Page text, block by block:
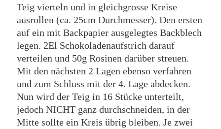
Teig vierteln und in gleichgrosse Kreise
ausrollen (ca. 25cm Durchmesser). Den ersten
auf ein mit Backpapier ausgelegtes Backblech
legen. 2El Schokoladenaufstrich darauf
verteilen und 50g Rosinen darüber streuen.
Mit den nächsten 2 Lagen ebenso verfahren
und zum Schluss mit der 4. Lage abdecken.
Nun wird der Teig in 16 Stücke unterteilt,
jedoch NICHT ganz durchschneiden, in der
Mitte sollte ein Kreis übrig bleiben. Je zwei